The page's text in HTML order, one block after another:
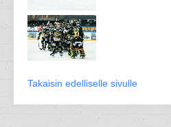
Takaisin edelliselle sivulle